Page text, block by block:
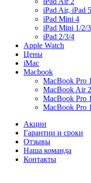
iPad Air, iPad
iPad Mini 4
iPad Mini 1/2/3
iPad 2/3/4
Apple Watch
Цены
iMac
Macbook
MacBook Pro
MacBook Air
MacBook Pro
MacBook Pro
Акции
Гарантии и сроки
Отзывы
Наша команда
Контакты